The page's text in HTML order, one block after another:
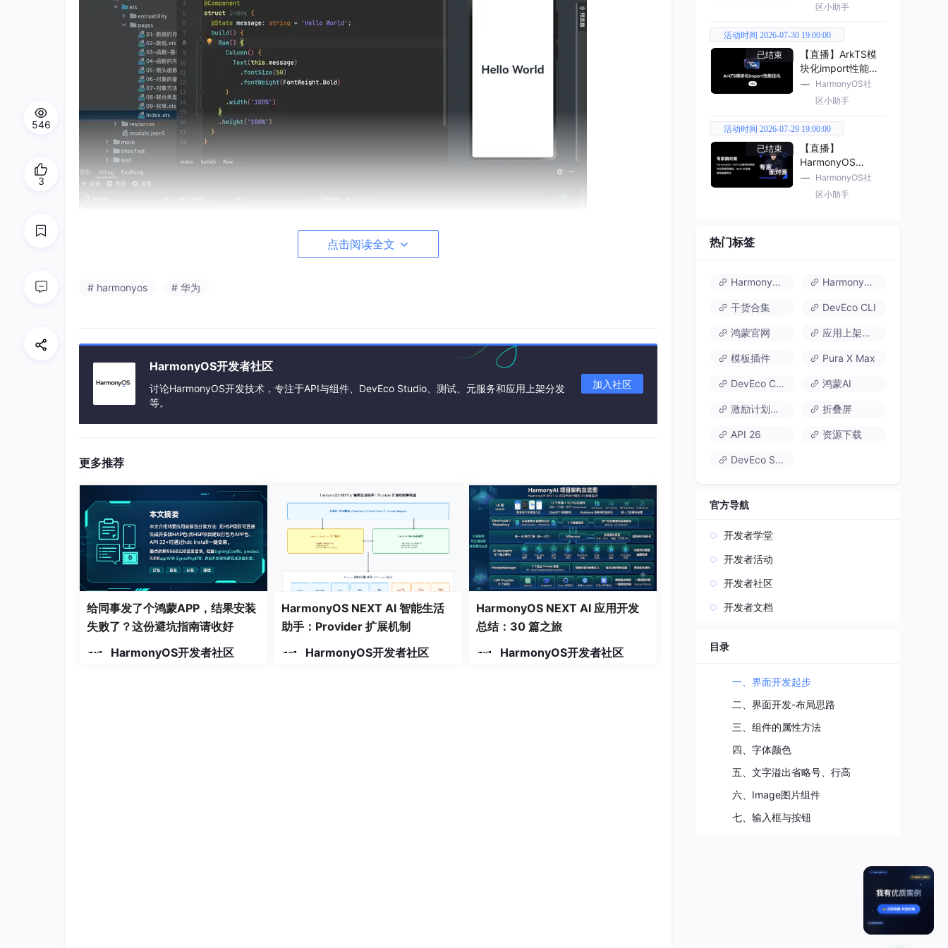
二、界面开发-布局思路
构建页面的最小单位就是 "组件"。
组件分类：
点击阅读全文
# harmonyos # 华为
HarmonyOS开发者社区
讨论HarmonyOS开发技术，专注于API与组件、DevEco Studio、测试、元服务和应用上架分发
等。
加入社区
更多推荐
给同事发了个鸿蒙APP，结果安装
失败了？这份避坑指南请收好
HarmonyOS开发者社区
HarmonyOS NEXT AI 智能生活
助手：Provider 扩展机制
HarmonyOS开发者社区
HarmonyOS NEXT AI 应用开发
总结：30 篇之旅
HarmonyOS开发者社区
546
3
区小助手
活动时间 2026-07-30 19:00:00
已结束
【直播】ArkTS模
块化import性能优
化 HarmonyOS社
区小助手
活动时间 2026-07-29 19:00:00
已结束
【直播】
HarmonyOS
7（API 26） 新特
性解读
HarmonyOS社
区小助手
热门标签
HarmonyOS 6 HarmonyOS 7.0
干货合集 DevEco CLI
鸿蒙官网 应用上架速通
模板插件 Pura X Max
DevEco Code 鸿蒙AI
激励计划达标指南 折叠屏
API 26 资源下载
DevEco Studio
官方导航
开发者学堂
开发者活动
开发者社区
开发者文档
目录
一、界面开发起步
二、界面开发-布局思路
三、组件的属性方法
四、字体颜色
五、文字溢出省略号、行高
六、Image图片组件
七、输入框与按钮